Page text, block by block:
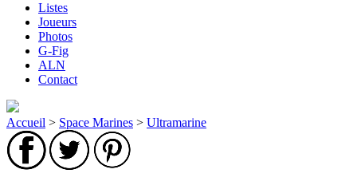
Listes
Joueurs
Photos
G-Fig
ALN
Contact
Accueil > Space Marines > Ultramarine